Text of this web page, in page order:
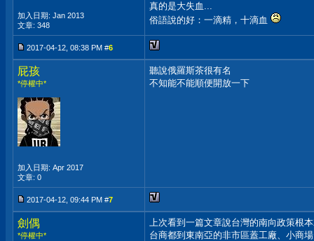
加入日期: Jan 2013
文章: 348
真的是大失血...
俗語說的好：一滴精，十滴血
2017-04-12, 08:38 PM #6
屁孩
*停權中*
加入日期: Apr 2017
文章: 0
聽說俄羅斯茶很有名
不知能不能順便開放一下
2017-04-12, 09:44 PM #7
劍偶
*停權中*
上次看到一篇文章說台灣的南向政策根
台商都到東南亞的非市區蓋工廠、小商